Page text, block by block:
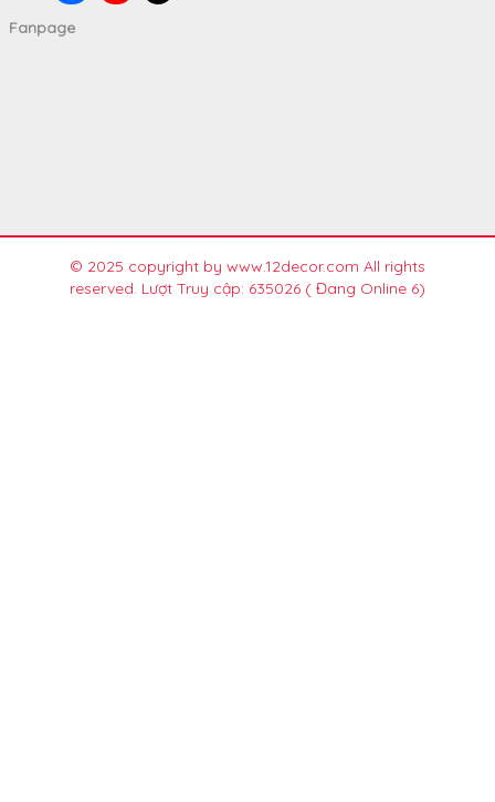
Fanpage
© 2025 copyright by www.12decor.com All rights
reserved. Lượt Truy cập: 635026 ( Đang Online 6)